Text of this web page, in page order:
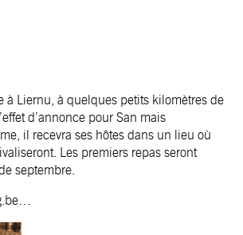
à Liernu, à quelques petits kilomètres de
d’annonce pour San mais
il recevra ses hôtes dans un lieu où
Les premiers repas seront
septembre.